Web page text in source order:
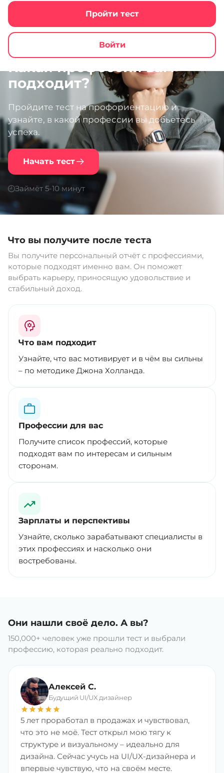
Пройти тест
Войти
Какая профессия вам
подходит?
Пройдите тест на профориентацию и
узнайте, в какой профессии вы добьётесь
успеха.
Начать тест
Займёт 5-10 минут
Что вы получите после теста
Вы получите персональный отчёт с профессиями,
которые подходят именно вам. Он поможет
выбрать карьеру, приносящую удовольствие и
стабильный доход.
Что вам подходит
Узнайте, что вас мотивирует и в чём вы сильны
– по методике Джона Холланда.
Профессии для вас
Получите список профессий, которые
подходят вам по интересам и сильным
сторонам.
Зарплаты и перспективы
Узнайте, сколько зарабатывают специалисты в
этих профессиях и насколько они
востребованы.
Они нашли своё дело. А вы?
150,000+ человек уже прошли тест и выбрали
профессию, которая реально подходит.
Алексей С.
Будущий UI/UX дизайнер
star star star star star
5 лет проработал в продажах и чувствовал,
что это не моё. Тест открыл мою тягу к
структуре и визуальному – идеально для
дизайна. Сейчас учусь на UI/UX-дизайнера и
впервые чувствую, что на своём месте.